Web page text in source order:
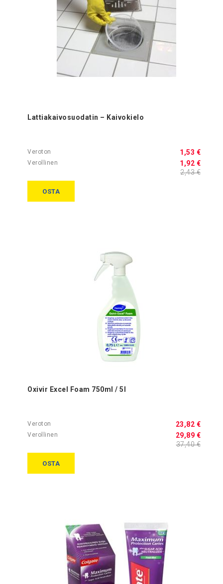
Lattiakaivosuodatin – Kaivokielo
1,92 €
1,53 €
2,43 €
OSTA
Oxivir Excel Foam 750ml / 5l
29,89 €
23,82 €
37,40 €
OSTA